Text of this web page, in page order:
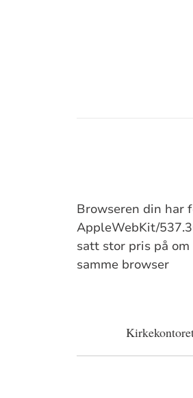
Browseren din har
AppleWebKit/
satt stor pris på
samme browser